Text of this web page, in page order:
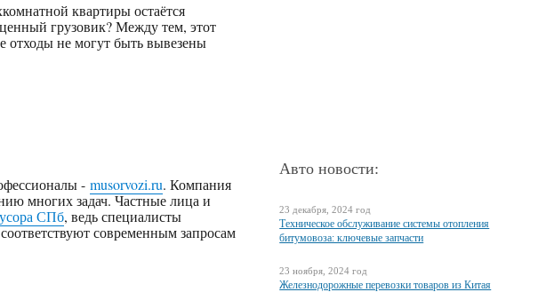
квартиры остаётся
грузовик? Между тем, этот
отходы не могут быть вывезены
- musorvozi.ru. Компания
многих задач. Частные лица и
СПб, ведь специалисты
современным запросам
Авто новости:
23 декабря, 2024 год
Техническое обслуживание системы отопления
битумовоза: ключевые запчасти
23 ноября, 2024 год
Железнодорожные перевозки товаров из Китая